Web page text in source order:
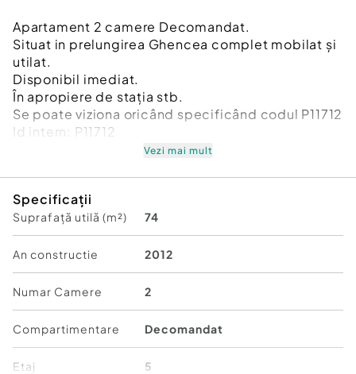
Apartament 2 camere Decomandat.
Situat in prelungirea Ghencea complet mobilat și
utilat.
Disponibil imediat.
În apropiere de stația stb.
Se poate viziona oricând specificând codul P11712
Id intern: P11712
Număr Băi:1
Vezi mai mult
Specificații
Suprafață utilă (m²) 74
An constructie 2012
Numar Camere 2
Compartimentare Decomandat
Etaj 5